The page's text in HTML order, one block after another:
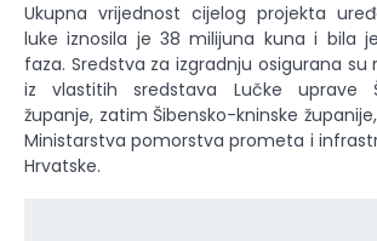
Ukupna vrijednost cijelog projekta
luke iznosila je 38 milijuna kuna i bila
faza. Sredstva za izgradnju osigurana
iz vlastitih sredstava Lučke uprave
županje, zatim Šibensko-kninske
Ministarstva pomorstva prometa i
Hrvatske.